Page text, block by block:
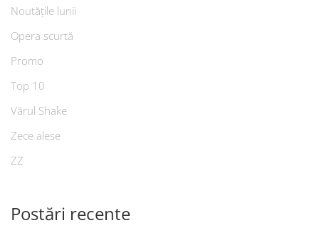
Noutățile lunii
Opera scurtă
Promo
Top 10
Vărul Shake
Zece alese
ZZ
Postări recente